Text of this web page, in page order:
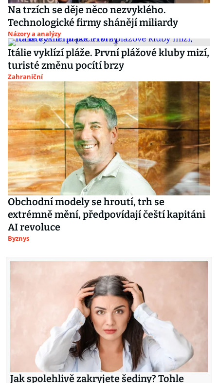
Na trzích se děje něco nezvyklého.
Technologické firmy shánějí miliardy
Názory a analýzy
Itálie vyklízí pláže. První plážové kluby mizí,
turisté změnu pocítí brzy
Zahraniční
Obchodní modely se hroutí, trh se
extrémně mění, předpovídají čeští kapitáni
AI revoluce
Byznys
Jak spolehlivě zakryjete šediny? Tohle